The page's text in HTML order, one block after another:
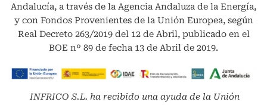
Andalucía, a través de la Agencia Andaluza de la Energía,
y con Fondos Provenientes de la Unión Europea, según
Real Decreto 263/2019 del 12 de Abril, publicado en el
BOE nº 89 de fecha 13 de Abril de 2019.
INFRICO S.L. ha recibido una ayuda de la Unión